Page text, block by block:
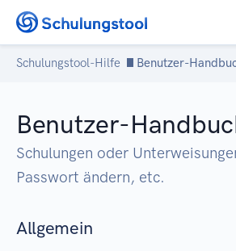
Zum Inhalt springen
Schulungstool-Hilfe Benutzer-
Benutzer-
Schulungen oder
Passwort ändern, etc.
Allgemein